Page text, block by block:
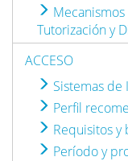
Tutorización y
ACCESO
Sistemas de
Perfil
Requisitos y
Período y